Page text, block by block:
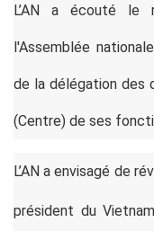
L’AN a écouté le
l'Assemblée
de la délégation des
(Centre) de ses
L’AN a envisagé de
président du Vietnam